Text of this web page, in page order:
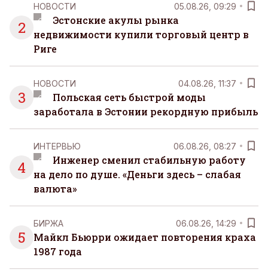
2
НОВОСТИ 05.08.26, 09:29
Эстонские акулы рынка
недвижимости купили торговый центр в
Риге
3
НОВОСТИ 04.08.26, 11:37
Польская сеть быстрой моды
заработала в Эстонии рекордную прибыль
4
ИНТЕРВЬЮ 06.08.26, 08:27
Инженер сменил стабильную работу
на дело по душе. «Деньги здесь – слабая
валюта»
5
БИРЖА 06.08.26, 14:29
Майкл Бьюрри ожидает повторения краха
1987 года